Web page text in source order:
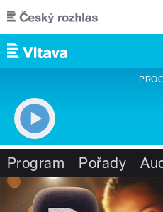
Přejít k hlavnímu obsahu
Program Pořady